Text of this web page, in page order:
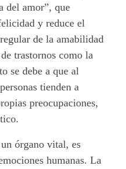
del amor”, que
y reduce el
de la amabilidad
trastornos como la
se debe a que al
tienden a
preocupaciones,
órgano vital, es
humanas. La